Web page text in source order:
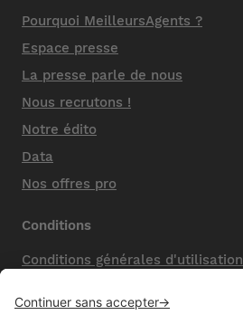
Pourquoi MeilleursAgents ?
Espace presse
La presse parle de nous
Nous recrutons !
Notre édito
Data
Nos offres pro
Conditions
Conditions générales d'utilisation
Nos honoraires de vente